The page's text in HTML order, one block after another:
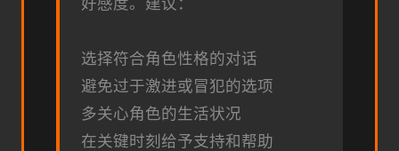
选择符合角色性格的对话
避免过于激进或冒犯的选项
多关心角色的生活状况
在关键时刻给予支持和帮助